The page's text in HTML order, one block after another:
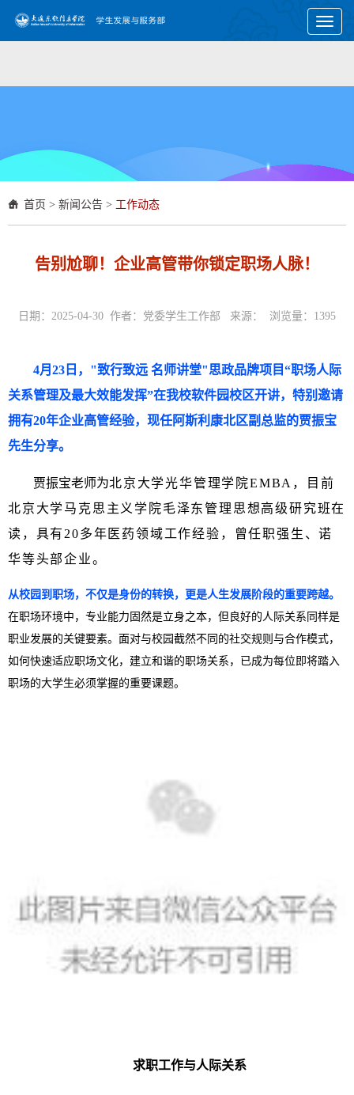
Toggle
首页 > 新闻公告 > 工作动态
告别尬聊！企业高管带你锁定职场人脉！
日期：2025-04-30 作者：党委学生工作部 来源： 浏览量： 1395
4月23日，"致行致远 名师讲堂"思政品牌项目“职场人际
关系管理及最大效能发挥”在我校软件园校区开讲，特别邀请
拥有20年企业高管经验，现任阿斯利康北区副总监的贾振宝
先生分享。
贾振宝老师为北京大学光华管理学院EMBA，目前
北京大学马克思主义学院毛泽东管理思想高级研究班在
读，具有20多年医药领域工作经验，曾任职强生、诺
华等头部企业。
从校园到职场，不仅是身份的转换，更是人生发展阶段的重要跨越。
在职场环境中，专业能力固然是立身之本，但良好的人际关系同样是
职业发展的关键要素。面对与校园截然不同的社交规则与合作模式，
如何快速适应职场文化，建立和谐的职场关系，已成为每位即将踏入
职场的大学生必须掌握的重要课题。
求职工作与人际关系